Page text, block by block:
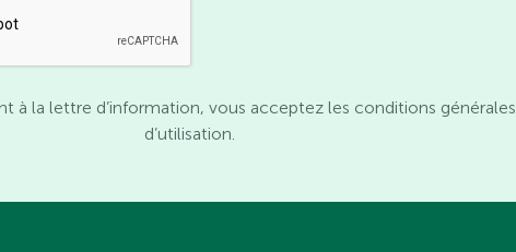
à la lettre d’information, vous acceptez les conditions générales
d’utilisation.